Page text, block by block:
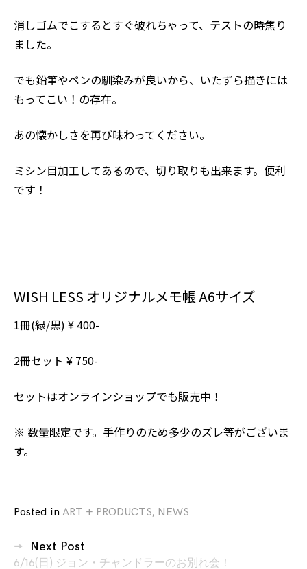
消しゴムでこするとすぐ破れちゃって、テストの時焦り
ました。
でも鉛筆やペンの馴染みが良いから、いたずら描きには
もってこい！の存在。
あの懐かしさを再び味わってください。
ミシン目加工してあるので、切り取りも出来ます。便利
です！
WISH LESS オリジナルメモ帳 A6サイズ
1冊(緑/黒) ¥ 400-
2冊セット ¥ 750-
セットはオンラインショップでも販売中！
※ 数量限定です。手作りのため多少のズレ等がございま
す。
Posted in ART + PRODUCTS, NEWS
投
稿
Next Post
6/16(日) ジョン・チャンドラーのお別れ会！